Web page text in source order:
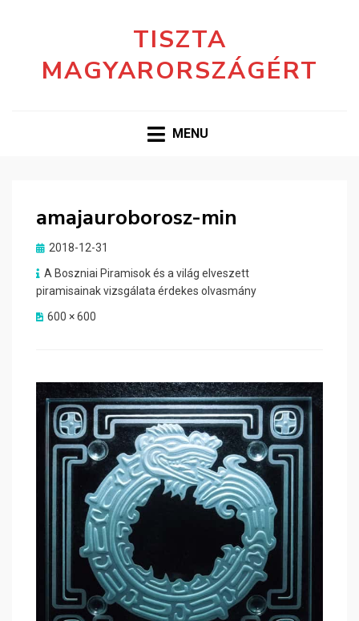
TISZTA
MAGYARORSZÁGÉRT
MENU
amajauroborosz-min
Posted
2018-12-31
A Boszniai Piramisok és a világ elveszett
piramisainak vizsgálata érdekes olvasmány
600 × 600